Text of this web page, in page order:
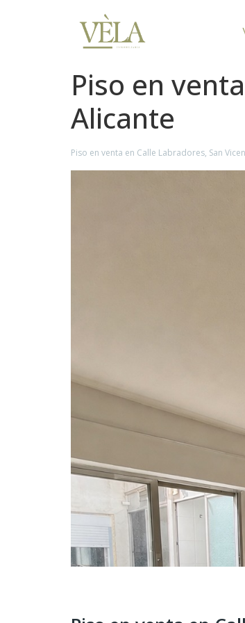
Piso en
Alicante
Piso en venta en Calle Labradores, San